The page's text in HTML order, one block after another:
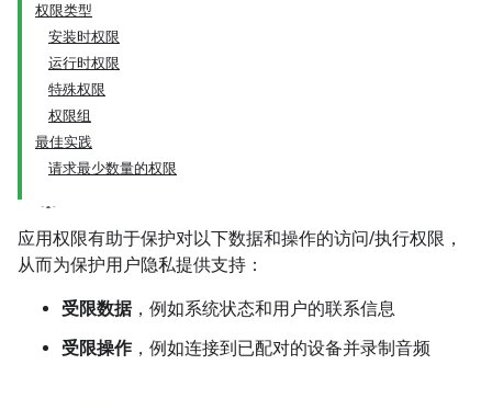
权限类型
安装时权限
运行时权限
特殊权限
权限组
最佳实践
请求最少数量的权限
应用权限有助于保护对以下数据和操作的访问/执行权限，
从而为保护用户隐私提供支持：
受限数据，例如系统状态和用户的联系信息
受限操作，例如连接到已配对的设备并录制音频